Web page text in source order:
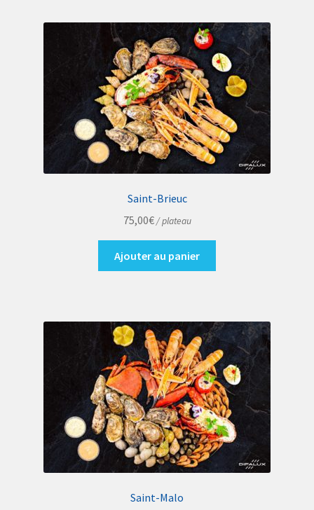
Saint-Brieuc
75,00€/ plateau
Ajouter au panier
Saint-Malo